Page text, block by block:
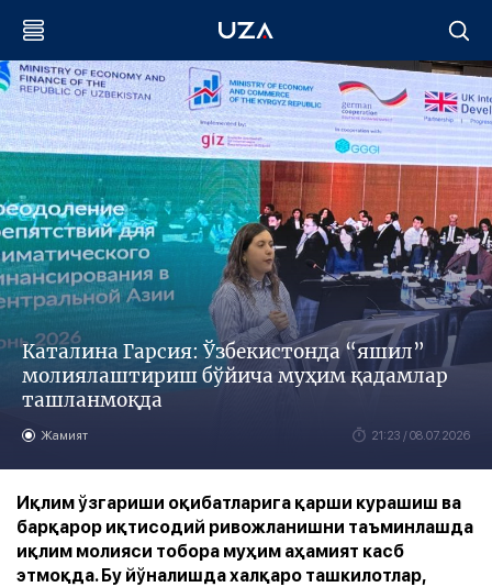
Каталина Гарсия: Ўзбекистонда “яшил”
молиялаштириш бўйича муҳим қадамлар
ташланмоқда
Жамият 21:23 / 08.07.2026
Иқлим ўзгариши оқибатларига қарши курашиш ва
барқарор иқтисодий ривожланишни таъминлашда
иқлим молияси тобора муҳим аҳамият касб
этмоқда. Бу йўналишда халқаро ташкилотлар,